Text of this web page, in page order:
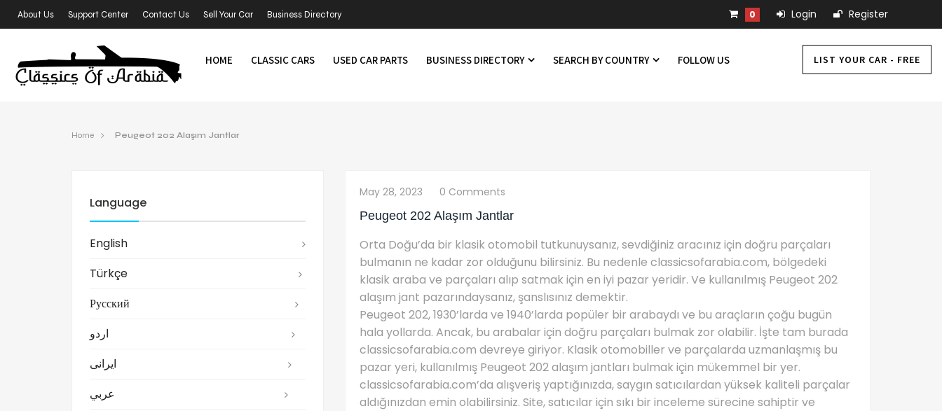
About Us Support Center Contact Us Sell Your Car Business Directory 0 Login Register
HOME CLASSIC CARS USED CAR PARTS BUSINESS DIRECTORY SEARCH BY COUNTRY FOLLOW US LIST YOUR CAR - FREE
Home Peugeot 202 Alaşım Jantlar
Language
English
Türkçe
Русский
اردو
ایرانی
عربي
May 28, 2023
0 Comments
Peugeot 202 Alaşım Jantlar
Orta Doğu’da bir klasik otomobil tutkunuysanız, sevdiğiniz aracınız için doğru parçaları
bulmanın ne kadar zor olduğunu bilirsiniz. Bu nedenle classicsofarabia.com, bölgedeki
klasik araba ve parçaları alıp satmak için en iyi pazar yeridir. Ve kullanılmış Peugeot 202
alaşım jant pazarındaysanız, şanslısınız demektir.
Peugeot 202, 1930’larda ve 1940’larda popüler bir arabaydı ve bu araçların çoğu bugün
hala yollarda. Ancak, bu arabalar için doğru parçaları bulmak zor olabilir. İşte tam burada
classicsofarabia.com devreye giriyor. Klasik otomobiller ve parçalarda uzmanlaşmış bu
pazar yeri, kullanılmış Peugeot 202 alaşım jantları bulmak için mükemmel bir yer.
classicsofarabia.com’da alışveriş yaptığınızda, saygın satıcılardan yüksek kaliteli parçalar
aldığınızdan emin olabilirsiniz. Site, satıcılar için sıkı bir inceleme sürecine sahiptir ve